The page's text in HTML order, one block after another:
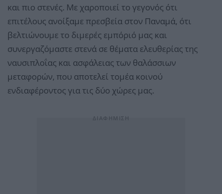
και πιο στενές. Με χαροποιεί το γεγονός ότι
επιτέλους ανοίξαμε πρεσβεία στον Παναμά, ότι
βελτιώνουμε το διμερές εμπόριό μας και
συνεργαζόμαστε στενά σε θέματα ελευθερίας της
ναυσιπλοΐας και ασφάλειας των θαλάσσιων
μεταφορών, που αποτελεί τομέα κοινού
ενδιαφέροντος για τις δύο χώρες μας.